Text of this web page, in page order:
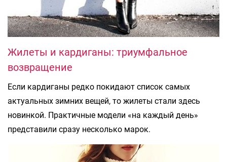
Жилеты и кардиганы: триумфальное
возвращение
Если кардиганы редко покидают список самых
актуальных зимних вещей, то жилеты стали здесь
новинкой. Практичные модели «на каждый день»
представили сразу несколько марок.